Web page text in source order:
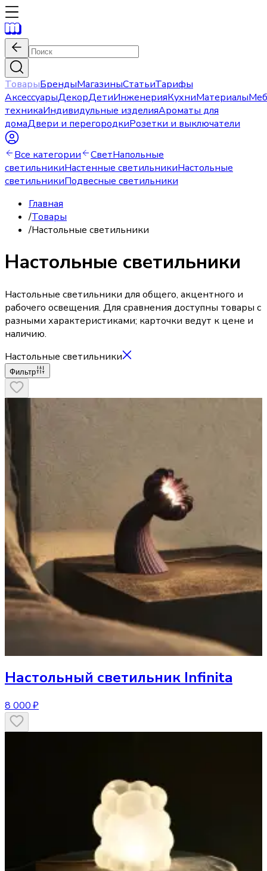
ТоварыБрендыМагазиныСтатьиТарифы
АксессуарыДекорДетиИнженерияКухниМатериалы
техникаИндивидульные изделияАроматы для
домаДвери и перегородкиРозетки и выключатели
Все категории СветНапольные
светильникиНастенные светильникиНастольные
светильникиПодвесные светильники
Главная
/Товары
/Настольные светильники
Настольные светильники
Настольные светильники для общего, акцентного и
рабочего освещения. Для сравнения доступны товары с
разными характеристиками; карточки ведут к цене и
наличию.
Настольные светильники
Фильтр
Настольный светильник Infinita
8 000 ₽